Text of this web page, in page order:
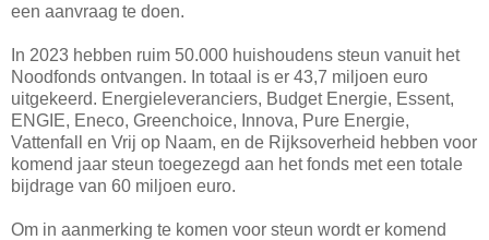
een aanvraag te doen.
In 2023 hebben ruim 50.000 huishoudens steun vanuit het
Noodfonds ontvangen. In totaal is er 43,7 miljoen euro
uitgekeerd. Energieleveranciers, Budget Energie, Essent,
ENGIE, Eneco, Greenchoice, Innova, Pure Energie,
Vattenfall en Vrij op Naam, en de Rijksoverheid hebben voor
komend jaar steun toegezegd aan het fonds met een totale
bijdrage van 60 miljoen euro.
Om in aanmerking te komen voor steun wordt er komend